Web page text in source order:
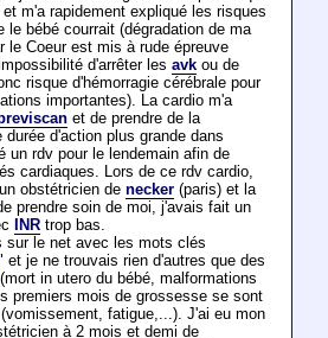
m'a rapidement expliqué les risques
le bébé courrait (dégradation de ma
le Coeur est mis à rude épreuve
d'arrêter les avkou de
risque d'hémorragie cérébrale pour
importantes). La cardio m'a
et de prendre de la
d'action plus grande dans
un rdv pour le lendemain afin de
cardiaques. Lors de ce rdv cardio,
obstétricien de necker(paris) et la
prendre soin de moi, j'avais fait un
INRtrop bas.
sur le net avec les mots clés
et je ne trouvais rien d'autres que des
in utero du bébé, malformations
premiers mois de grossesse se sont
fatigue,...). J'ai eu mon
à 2 mois et demi de